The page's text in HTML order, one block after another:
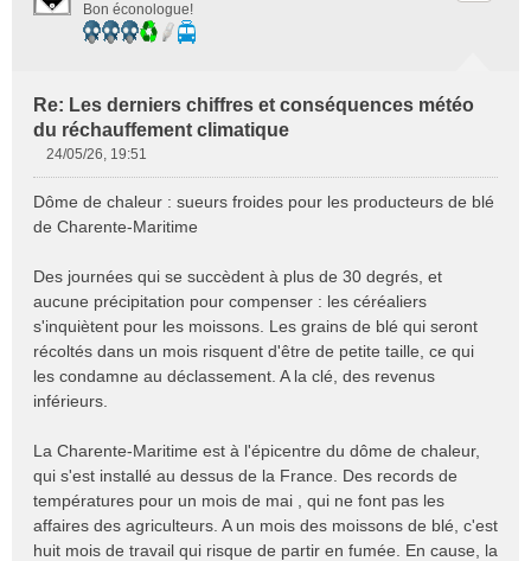
Bon éconologue!
Re: Les derniers chiffres et conséquences météo
du réchauffement climatique
s
s
g
e
n
n
l
u
24/05/26, 19:51
Dôme de chaleur : sueurs froides pour les producteurs de blé
de Charente-Maritime
Des journées qui se succèdent à plus de 30 degrés, et
aucune précipitation pour compenser : les céréaliers
s'inquiètent pour les moissons. Les grains de blé qui seront
récoltés dans un mois risquent d'être de petite taille, ce qui
les condamne au déclassement. A la clé, des revenus
inférieurs.
La Charente-Maritime est à l'épicentre du dôme de chaleur,
qui s'est installé au dessus de la France. Des records de
températures pour un mois de mai , qui ne font pas les
affaires des agriculteurs. A un mois des moissons de blé, c'est
huit mois de travail qui risque de partir en fumée. En cause, la